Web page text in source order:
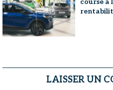
course à
LAISSER UN